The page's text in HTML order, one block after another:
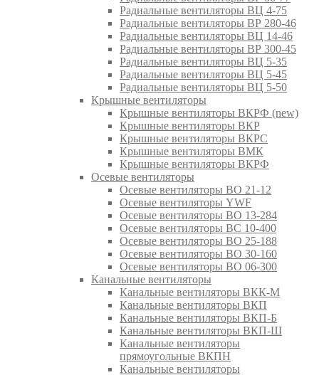
Радиальные вентиляторы ВЦ 4-75
Радиальные вентиляторы ВР 280-46
Радиальные вентиляторы ВЦ 14-46
Радиальные вентиляторы ВР 300-45
Радиальные вентиляторы ВЦ 5-35
Радиальные вентиляторы ВЦ 5-45
Радиальные вентиляторы ВЦ 5-50
Крышные вентиляторы
Крышные вентиляторы ВКРФ (new)
Крышные вентиляторы ВКР
Крышные вентиляторы ВКРС
Крышные вентиляторы ВМК
Крышные вентиляторы ВКРФ
Осевые вентиляторы
Осевые вентиляторы ВО 21-12
Осевые вентиляторы YWF
Осевые вентиляторы ВО 13-284
Осевые вентиляторы ВС 10-400
Осевые вентиляторы ВО 25-188
Осевые вентиляторы ВО 30-160
Осевые вентиляторы ВО 06-300
Канальные вентиляторы
Канальные вентиляторы ВКК-М
Канальные вентиляторы ВКП
Канальные вентиляторы ВКП-Б
Канальные вентиляторы ВКП-Ш
Канальные вентиляторы
прямоугольные ВКПН
Канальные вентиляторы